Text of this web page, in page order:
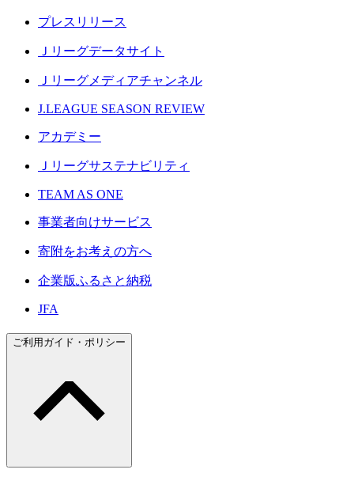
プレスリリース
Ｊリーグデータサイト
Ｊリーグメディアチャンネル
J.LEAGUE SEASON REVIEW
アカデミー
Ｊリーグサステナビリティ
TEAM AS ONE
事業者向けサービス
寄附をお考えの方へ
企業版ふるさと納税
JFA
ご利用ガイド・ポリシー